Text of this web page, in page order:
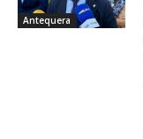
Antequera